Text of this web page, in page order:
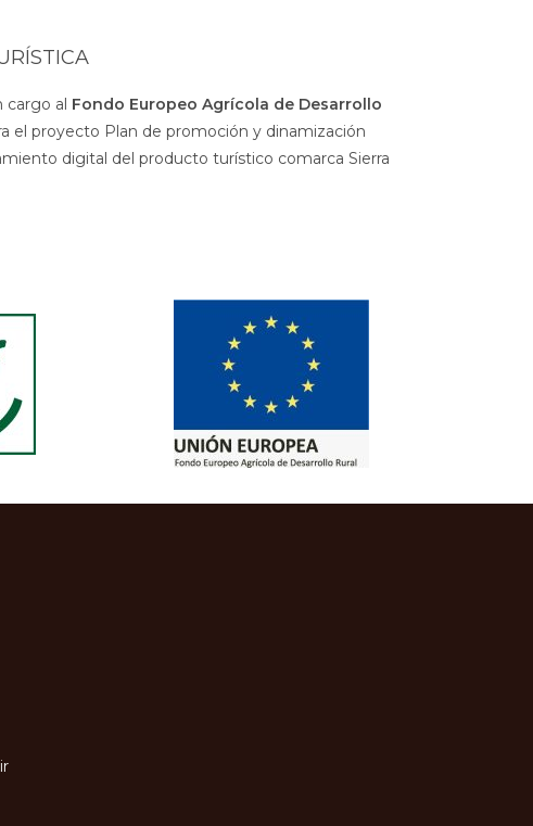
cargo al Fondo Europeo Agrícola de Desarrollo
el proyecto Plan de promoción y dinamización
digital del producto turístico comarca Sierra